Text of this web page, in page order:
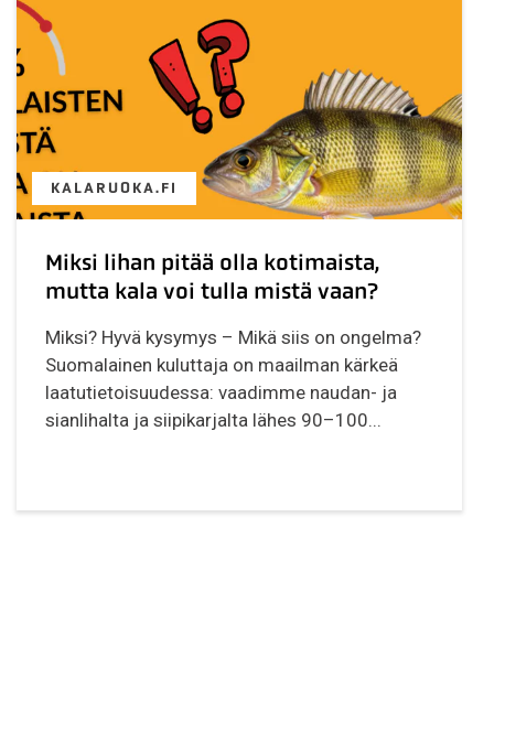
KALARUOKA.FI
Miksi lihan pitää olla kotimaista,
mutta kala voi tulla mistä vaan?
Miksi? Hyvä kysymys – Mikä siis on ongelma?
Suomalainen kuluttaja on maailman kärkeä
laatutietoisuudessa: vaadimme naudan- ja
sianlihalta ja siipikarjalta lähes 90–100...